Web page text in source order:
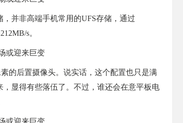
，并非高端手机常用的UFS存储，通过
s。
的后置摄像头。说实话，这个配置也只是满
显得有些落伍了。不过，谁还会在意平板电